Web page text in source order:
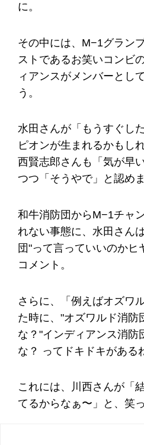
に。
その中には、M−1グラン
ストであるお笑いコンビ
ィアンスがメンバーとし
う。
水田さんが「もうすぐし
ピオンが生まれるかもし
西賢志郎さんも「気が早
つつ「そうやで」と認めま
和牛消防団からM−1チャ
れない事態に、水田さん
団"って言っていいのかヒ
コメント。
さらに、「例えばオズワ
た時に、"オズワルド消防
な？"インディアンス消防
な？ ってドキドキがある
これには、川西さんが「
てるからなぁ〜」と、笑